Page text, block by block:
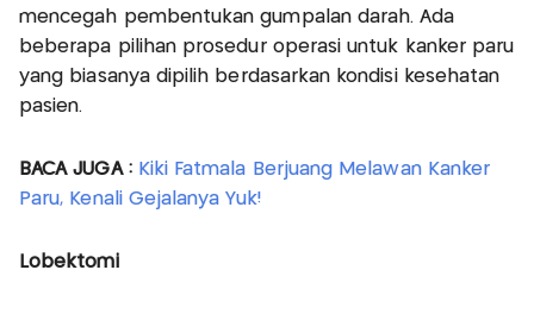
mencegah pembentukan gumpalan darah. Ada
beberapa pilihan prosedur operasi untuk kanker paru
yang biasanya dipilih berdasarkan kondisi kesehatan
pasien.
BACA JUGA : Kiki Fatmala Berjuang Melawan Kanker
Paru, Kenali Gejalanya Yuk!
Lobektomi